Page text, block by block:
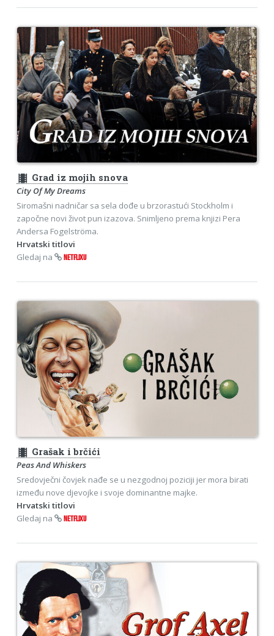
theaters Grad iz mojih snova
City Of My Dreams
Siromašni nadničar sa sela dođe u brzorastući Stockholm i
započne novi život pun izazova. Snimljeno prema knjizi Pera
Andersa Fogelströma.
Hrvatski titlovi
Gledaj na
NETFLIXU
theaters Grašak i brčići
Peas And Whiskers
Sredovječni čovjek nađe se u nezgodnoj poziciji jer mora birati
između nove djevojke i svoje dominantne majke.
Hrvatski titlovi
Gledaj na
NETFLIXU